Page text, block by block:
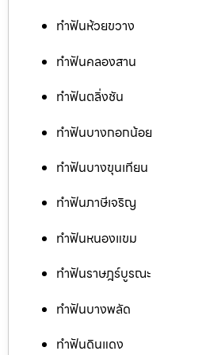
ทำฟันห้วยขวาง
ทำฟันคลองสาน
ทำฟันตลิ่งชัน
ทำฟันบางกอกน้อย
ทำฟันบางขุนเทียน
ทำฟันภาษีเจริญ
ทำฟันหนองแขม
ทำฟันราษฎร์บูรณะ
ทำฟันบางพลัด
ทำฟันดินแดง